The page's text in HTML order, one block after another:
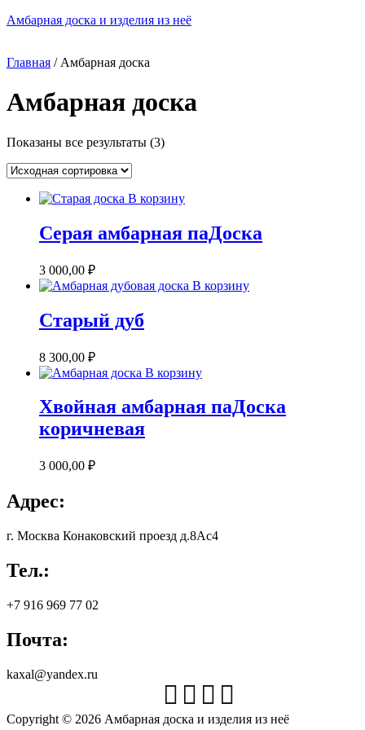
Skip
Амбарная доска и изделия из неё
Menu
Главная / Амбарная доска
Амбарная доска
Показаны все результаты (3)
В корзину
Серая амбарная паДоска
3 000,00 ₽
В корзину
Старый дуб
8 300,00 ₽
В корзину
Хвойная амбарная паДоска
коричневая
3 000,00 ₽
Адрес:
г. Москва Конаковский проезд д.8Ас4
Тел.:
+7 916 969 77 02
Почта:
kaxal@yandex.ru
Copyright © 2026 Амбарная доска и изделия из неё